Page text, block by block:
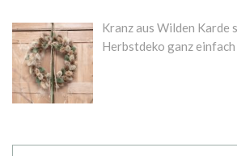
Kranz aus Wilden Karde
Herbstdeko ganz einfach